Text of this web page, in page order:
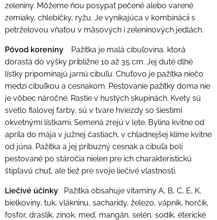
zeleniny. Môžeme ňou posypať pečené alebo varené
zemiaky, chlebíčky, ryžu. Je vynikajúca v kombinácii s
petrželovou vňaťou v mäsových i zeleninových jedlách.
Pôvod koreniny Pažítka je malá cibuľovina, ktorá
dorastá do výšky približne 10 až 35 cm. Jej duté dlhé
lístky pripomínajú jarnú cibuľu. Chuťovo je pažítka niečo
medzi cibuľkou a cesnakom. Pestovanie pažítky doma nie
je vôbec náročné. Rastie v hustých skupinách. Kvety sú
svetlo fialovej farby, sú v tvare hviezdy so šiestimi
okvetnými lístkami. Semená zrejú v lete. Bylina kvitne od
apríla do mája v južnej častiach, v chladnejšej klíme kvitne
od júna. Pažítka a jej príbuzný cesnak a cibuľa boli
pestované po stáročia nielen pre ich charakteristickú
štipľavú chuť, ale tiež pre svoje liečivé vlastnosti.
Liečivé účinky
Pažítka obsahuje vitamíny A, B, C, E, K,
bielkoviny, tuk, vlákninu, sacharidy, železo, vápník, horčík,
fosfor, draslík, zinok, meď, mangán, selén, sodík, éterické